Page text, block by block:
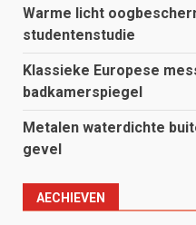
Warme licht
studentenstudie
Klassieke Europese
badkamerspiegel
Metalen waterdichte
gevel
AECHIEVEN